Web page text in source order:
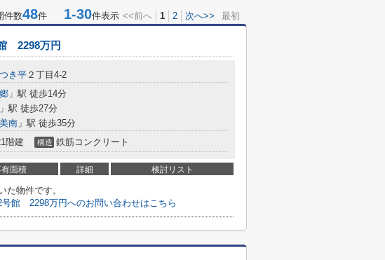
件数48件 1-30件表示 <<前へ 1 2 次へ>> 最初
2298万円
き平 ２丁目4-2
」駅 徒歩14分
」駅 徒歩27分
南 」駅 徒歩35分
階建 構造 鉄筋コンクリート
面積 詳細 検討リスト
た物件です。
館 2298万円へのお問い合わせはこちら